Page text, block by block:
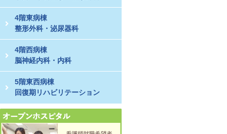
4階東病棟
整形外科・泌尿器科
4階西病棟
脳神経内科・内科
5階東西病棟
回復期リハビリテーション